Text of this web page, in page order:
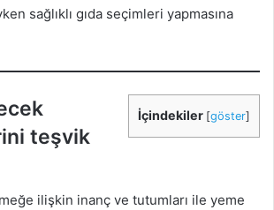
sağlıklı gıda seçimleri yapmasına
İçindekiler [göster]
teşvik
ilişkin inanç ve tutumları ile yeme